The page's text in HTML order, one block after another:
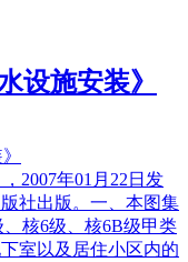
设施安装》
2007年01月22日发
社出版。一、本图集
核6级、核6B级甲类
室以及居住小区内的